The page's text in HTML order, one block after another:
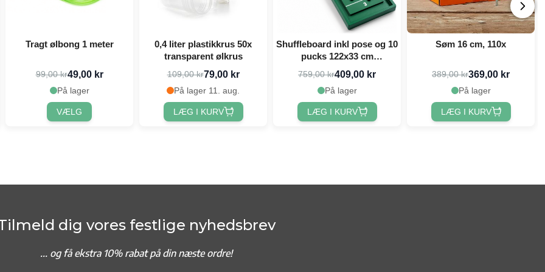
Tragt ølbong 1 meter
99,00 kr49,00 kr
På lager
VÆLG
0,4 liter plastikkrus 50x
transparent ølkrus
109,00 kr79,00 kr
På lager 11. aug.
LÆG I KURV
Shuffleboard inkl pose og 10
pucks 122x33 cm
PartyVikings
759,00 kr409,00 kr
På lager
LÆG I KURV
Søm 16 cm, 110x
389,00 kr369,00 kr
På lager
LÆG I KURV
dig vores festlige nyhedsbrev
... og få ekstra 10% rabat på din næste ordre!